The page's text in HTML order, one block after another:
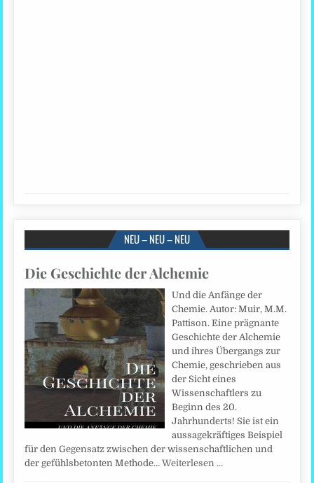
NEU – NEU – NEU
Die Geschichte der Alchemie
Und die Anfänge der
Chemie. Autor: Muir, M.M.
Pattison. Eine prägnante
Geschichte der Alchemie
und ihres Übergangs zur
Chemie, geschrieben aus
der Sicht eines
Wissenschaftlers zu
Beginn des 20.
Jahrhunderts! Sie ist ein
aussagekräftiges Beispiel
für den Gegensatz zwischen der wissenschaftlichen und
der gefühlsbetonten Methode…Weiterlesen …